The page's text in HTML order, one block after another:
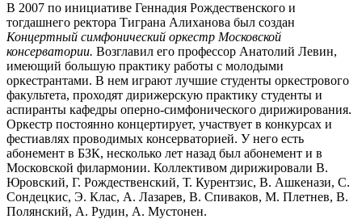
В 2007 по инициативе Геннадия Рождественского и
тогдашнего ректора Тиграна Алиханова был создан
Концертный симфонический оркестр Московской
консерватории. Возглавил его профессор Анатолий Левин,
имеющий большую практику работы с молодыми
оркестрантами. В нем играют лучшие студенты оркестрового
факультета, проходят дирижерскую практику студенты и
аспиранты кафедры оперно-симфонического дирижирования.
Оркестр постоянно концертирует, участвует в конкурсах и
фестиавлях проводимых консерваторией. У него есть
абонемент в БЗК, несколько лет назад был абонемент и в
Московской филармонии. Коллективом дирижировали В.
Юровский, Г. Рождественский, Т. Курентзис, В. Ашкенази, С.
Сондецкис, Э. Клас, А. Лазарев, В. Спиваков, М. Плетнев, В.
Полянский, А. Рудин, А. Мустонен.